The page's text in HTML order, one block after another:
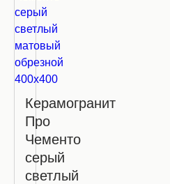
Керамогранит
Про
Чементо
серый
светлый